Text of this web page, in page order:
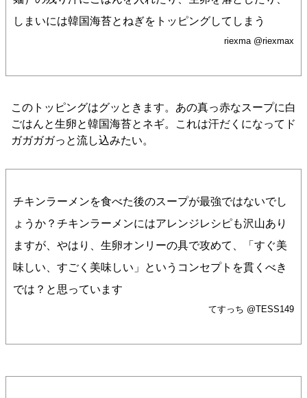
しまいには韓国海苔とねぎをトッピングしてしまう
riexma @riexmax
このトッピングはグッときます。あの真っ赤なスープに白
ごはんと生卵と韓国海苔とネギ。これは汗だくになってド
ガガガガっと流し込みたい。
チキンラーメンを食べた後のスープが最強ではないでし
ょうか？チキンラーメンにはアレンジレシピも沢山あり
ますが、やはり、生卵オンリーの具で攻めて、「すぐ美
味しい、すごく美味しい」というコンセプトを貫くべき
では？と思っています
てすっち @TESS149